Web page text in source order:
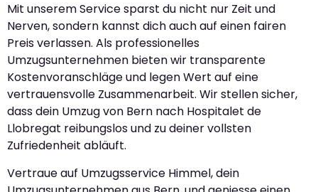
Mit unserem Service sparst du nicht nur Zeit und
Nerven, sondern kannst dich auch auf einen fairen
Preis verlassen. Als professionelles
Umzugsunternehmen bieten wir transparente
Kostenvoranschläge und legen Wert auf eine
vertrauensvolle Zusammenarbeit. Wir stellen sicher,
dass dein Umzug von Bern nach Hospitalet de
Llobregat reibungslos und zu deiner vollsten
Zufriedenheit abläuft.
Vertraue auf Umzugsservice Himmel, dein